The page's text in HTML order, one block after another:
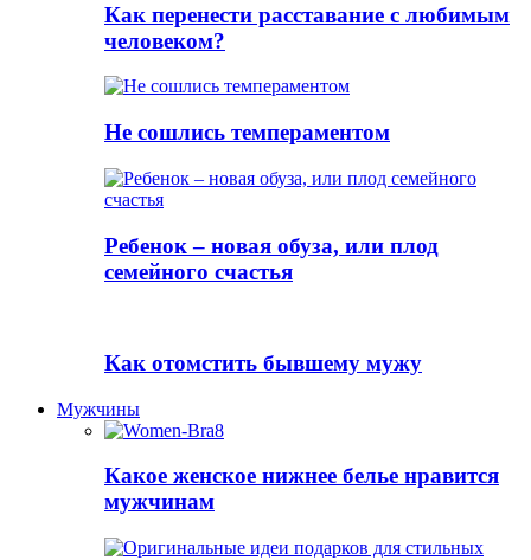
Как перенести расставание с любимым
человеком?
Не сошлись темпераментом
Ребенок – новая обуза, или плод
семейного счастья
Как отомстить бывшему мужу
Мужчины
Какое женское нижнее белье нравится
мужчинам